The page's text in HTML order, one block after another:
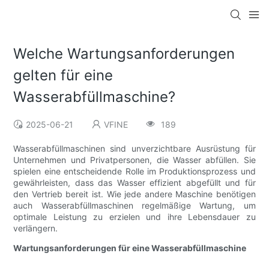
Welche Wartungsanforderungen
gelten für eine
Wasserabfüllmaschine?
2025-06-21 VFINE 189
Wasserabfüllmaschinen sind unverzichtbare Ausrüstung für
Unternehmen und Privatpersonen, die Wasser abfüllen. Sie
spielen eine entscheidende Rolle im Produktionsprozess und
gewährleisten, dass das Wasser effizient abgefüllt und für
den Vertrieb bereit ist. Wie jede andere Maschine benötigen
auch Wasserabfüllmaschinen regelmäßige Wartung, um
optimale Leistung zu erzielen und ihre Lebensdauer zu
verlängern.
Wartungsanforderungen für eine Wasserabfüllmaschine